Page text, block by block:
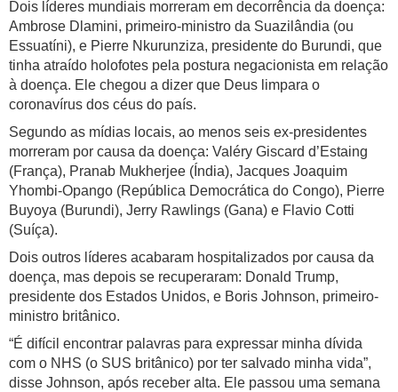
Dois líderes mundiais morreram em decorrência da doença:
Ambrose Dlamini, primeiro-ministro da Suazilândia (ou
Essuatíni), e Pierre Nkurunziza, presidente do Burundi, que
tinha atraído holofotes pela postura negacionista em relação
à doença. Ele chegou a dizer que Deus limpara o
coronavírus dos céus do país.
Segundo as mídias locais, ao menos seis ex-presidentes
morreram por causa da doença: Valéry Giscard d’Estaing
(França), Pranab Mukherjee (Índia), Jacques Joaquim
Yhombi-Opango (República Democrática do Congo), Pierre
Buyoya (Burundi), Jerry Rawlings (Gana) e Flavio Cotti
(Suíça).
Dois outros líderes acabaram hospitalizados por causa da
doença, mas depois se recuperaram: Donald Trump,
presidente dos Estados Unidos, e Boris Johnson, primeiro-
ministro britânico.
“É difícil encontrar palavras para expressar minha dívida
com o NHS (o SUS britânico) por ter salvado minha vida”,
disse Johnson, após receber alta. Ele passou uma semana